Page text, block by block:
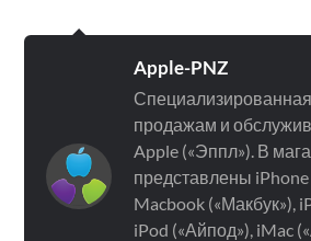
Apple-PNZ
продажам и
Apple («Эппл»). В
представлены
Macbook («Макбук»),
iPod («Айпод»), iMac